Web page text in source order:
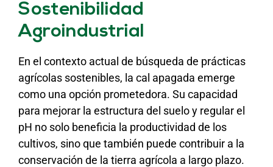
Sostenibilidad
Agroindustrial
En el contexto actual de búsqueda de prácticas
agrícolas sostenibles, la cal apagada emerge
como una opción prometedora. Su capacidad
para mejorar la estructura del suelo y regular el
pH no solo beneficia la productividad de los
cultivos, sino que también puede contribuir a la
conservación de la tierra agrícola a largo plazo.